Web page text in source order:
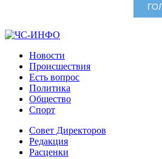
Новости
Происшествия
Есть вопрос
Политика
Общество
Спорт
Совет Директоров
Редакция
Расценки